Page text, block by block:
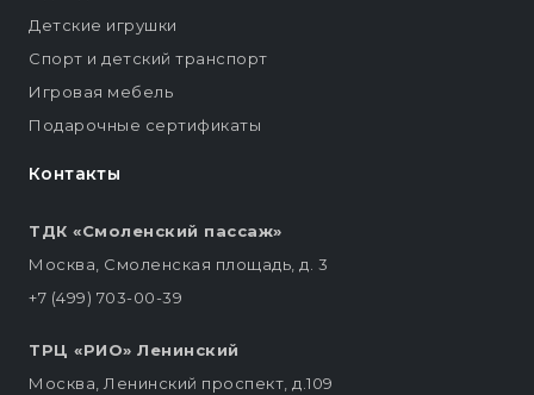
Контакты
ТДК «Смоленский пассаж»
Москва, Смоленская площадь, д. 3
+7 (499) 703-00-39
ТРЦ «РИО» Ленинский
Москва, Ленинский проспект, д.109
Детские игрушки
Спорт и детский транспорт
Игровая мебель
Подарочные сертификаты